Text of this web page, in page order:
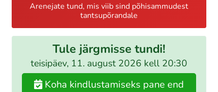
Arenejate tund, mis viib sind põhisammudest
tantsupõrandale
Tule järgmisse tundi!
teisipäev, 11. august 2026 kell 20:30
Koha kindlustamiseks pane end